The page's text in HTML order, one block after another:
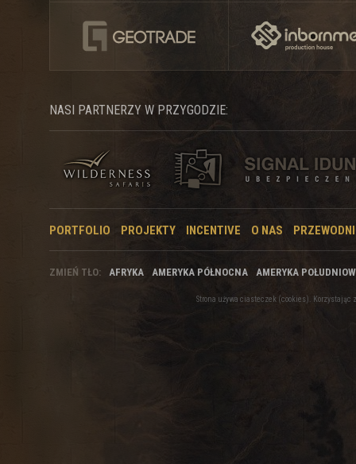
NASI PARTNERZY W PRZYGODZIE:
PORTFOLIO PROJEKTY INCENTIVE O NAS
ZMIEŃ TŁO: AFRYKA AMERYKA PÓŁNOCNA AMERYKA
Strona używa ciasteczek (cookies).